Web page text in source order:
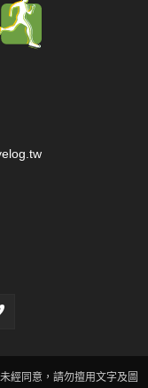
經同意，請勿擅用文字及圖